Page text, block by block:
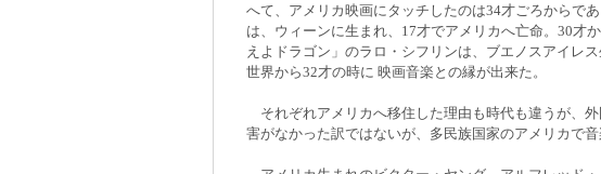
へて、アメリカ映画にタッチしたのは34才ごろからで
は、ウィーンに生まれ、17才でアメリカへ亡命。30才
えよドラゴン」のラロ・シフリンは、ブエノスアイレ
世界から32才の時に 映画音楽との縁が出来た。
それぞれアメリカへ移住した理由も時代も違うが、
害がなかった訳ではないが、多民族国家のアメリカで